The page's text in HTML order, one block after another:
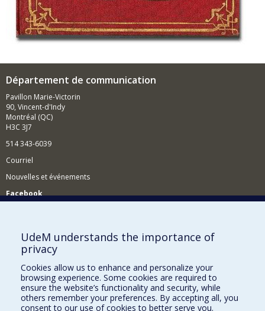
Département de communication
Pavillon Marie-Victorin
90, Vincent-d'Indy
Montréal (QC)
H3C 3J7
514 343-6039
Courriel
Nouvelles et événements
Facebook
Comment soutenir le Département?
BESOIN D'AIDE?
Plan du site
Signaler une erreur
Accessibilité
UdeM understands the importance of
privacy
Cookies allow us to enhance and personalize your
browsing experience. Some cookies are required to
ensure the website’s functionality and security, while
others remember your preferences. By accepting all, you
consent to our use of cookies to better serve you.